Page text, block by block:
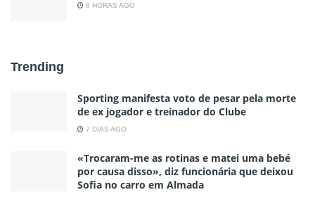
8 HORAS AGO
Trending
Sporting manifesta voto de pesar pela morte
de ex jogador e treinador do Clube
7 DIAS AGO
«Trocaram-me as rotinas e matei uma bebé
por causa disso», diz funcionária que deixou
Sofia no carro em Almada